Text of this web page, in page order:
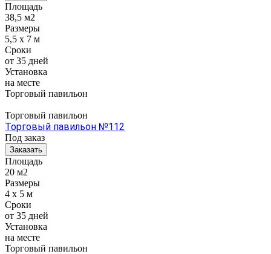
Площадь
38,5 м2
Размеры
5,5 x 7 м
Сроки
от 35 дней
Установка
на месте
Торговый павильон
Торговый павильон
Торговый павильон №112
Под заказ
Заказать
Площадь
20 м2
Размеры
4 x 5 м
Сроки
от 35 дней
Установка
на месте
Торговый павильон